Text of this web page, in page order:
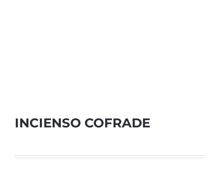
INCIENSO COFRADE